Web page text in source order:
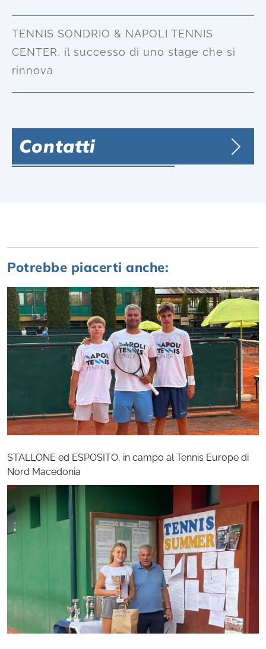
TENNIS SONDRIO & NAPOLI TENNIS
CENTER, il successo di uno stage che si
rinnova
Contatti
Potrebbe piacerti anche:
STALLONE ed ESPOSITO, in campo al Tennis Europe di
Nord Macedonia